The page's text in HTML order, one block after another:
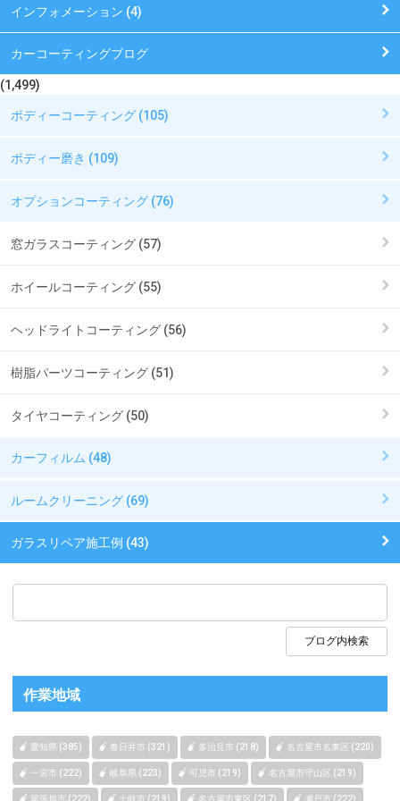
インフォメーション (4)
カーコーティングブログ
(1,499)
ボディーコーティング (105)
ボディー磨き (109)
オプションコーティング (76)
窓ガラスコーティング (57)
ホイールコーティング (55)
ヘッドライトコーティング (56)
樹脂パーツコーティング (51)
タイヤコーティング (50)
カーフィルム (48)
ルームクリーニング (69)
ガラスリペア施工例 (43)
作業地域
愛知県 (385) 春日井市 (321) 多治見市 (218) 名古屋市名東区 (220)
一宮市 (222) 岐阜県 (223) 可児市 (219) 名古屋市守山区 (219)
尾張旭市 (222) 土岐市 (219) 名古屋市東区 (217) 瀬戸市 (222)